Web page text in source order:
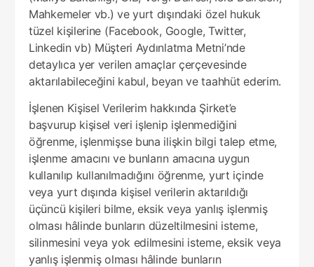
Mahkemeler vb.) ve yurt dışındaki özel hukuk
tüzel kişilerine (Facebook, Google, Twitter,
Linkedin vb) Müşteri Aydınlatma Metni’nde
detaylıca yer verilen amaçlar çerçevesinde
aktarılabileceğini kabul, beyan ve taahhüt ederim.
İşlenen Kişisel Verilerim hakkında Şirket’e
başvurup kişisel veri işlenip işlenmediğini
öğrenme, işlenmişse buna ilişkin bilgi talep etme,
işlenme amacını ve bunların amacına uygun
kullanılıp kullanılmadığını öğrenme, yurt içinde
veya yurt dışında kişisel verilerin aktarıldığı
üçüncü kişileri bilme, eksik veya yanlış işlenmiş
olması hâlinde bunların düzeltilmesini isteme,
silinmesini veya yok edilmesini isteme, eksik veya
yanlış işlenmiş olması hâlinde bunların